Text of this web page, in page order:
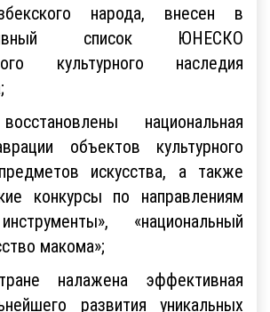
народа, внесен в
список ЮНЕСКО
культурного наследия
национальная
объектов культурного
искусства, а также
конкурсы по направлениям
«национальный
макома»;
налажена эффективная
развития уникальных